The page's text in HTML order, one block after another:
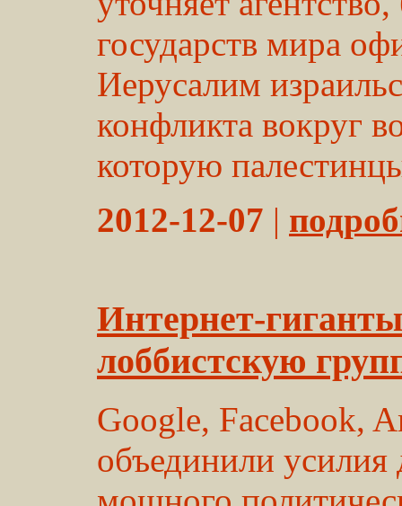
государств мира
Иерусалим
конфликта вокруг
которую
2012-12-07 |
Интернет-
лоббистскую
Google, Facebook,
объединили